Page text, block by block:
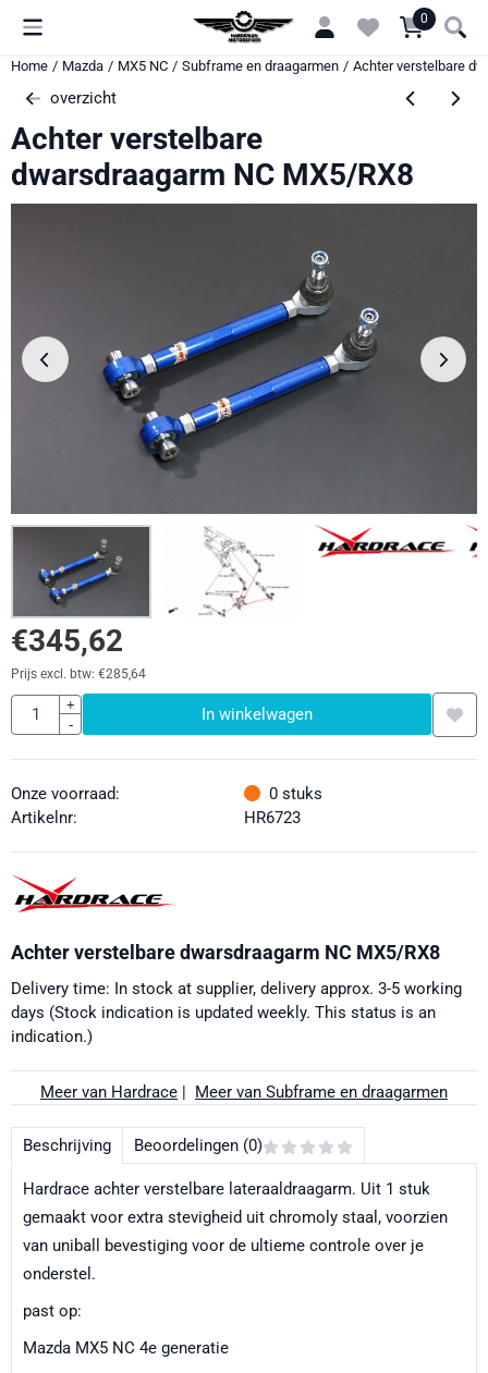
Cookievoorkeuren zijn momenteel gesloten. 0
Home / Mazda / MX5 NC / Subframe en draagarmen / Achter verstelbare
overzicht
Achter verstelbare
dwarsdraagarm NC MX5/RX8
€345,62
Prijs excl. btw: €285,64
Aantal
+
-
In winkelwagen
Onze voorraad: 0 stuks
Artikelnr:
HR6723
Achter verstelbare dwarsdraagarm NC MX5/RX8
Delivery time: In stock at supplier, delivery approx. 3-5 working
days (Stock indication is updated weekly. This status is an
indication.)
Meer van Hardrace | Meer van Subframe en draagarmen
Beschrijving Beoordelingen (0)
Hardrace achter verstelbare lateraaldraagarm. Uit 1 stuk
gemaakt voor extra stevigheid uit chromoly staal, voorzien
van uniball bevestiging voor de ultieme controle over je
onderstel.
past op:
Mazda MX5 NC 4e generatie